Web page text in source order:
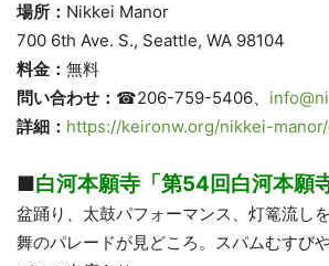
場所： Nikkei Manor
700 6th Ave. S., Seattle, WA 98104
料金： 無料
問い合わせ： ☎206-759-5406、
詳細： https://keironw.org/nikkei-
■白河本願寺「第54回白河本願
盆踊り、太鼓パフォーマンス、灯篭流し
舞のパレードが見どころ。スパムむすび